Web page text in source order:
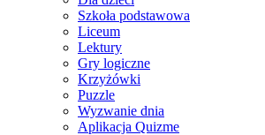
Szkoła podstawowa
Liceum
Lektury
Gry logiczne
Krzyżówki
Puzzle
Wyzwanie dnia
Aplikacja Quizme